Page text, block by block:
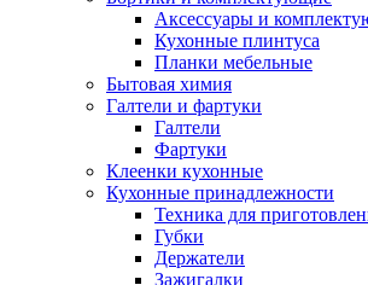
Аксессуары и
Кухонные плинтуса
Планки мебельные
Бытовая химия
Галтели и фартуки
Галтели
Фартуки
Клеенки кухонные
Кухонные принадлежности
Техника для
Губки
Держатели
Зажигалки